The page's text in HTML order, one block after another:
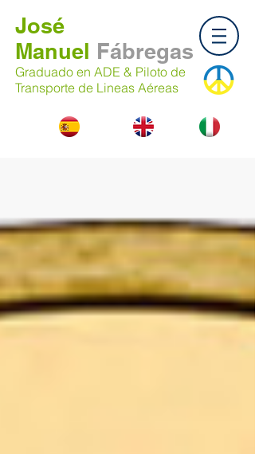
José
Manuel Fábregas
Graduado en ADE & Piloto de
Transporte de Lineas Aéreas